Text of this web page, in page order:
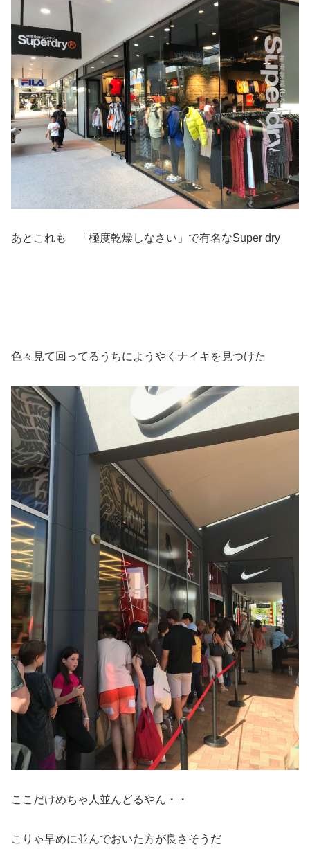
あとこれも 「極度乾燥しなさい」で有名なSuper dry
色々見て回ってるうちにようやくナイキを見つけた
ここだけめちゃ人並んどるやん・・
こりゃ早めに並んでおいた方が良さそうだ